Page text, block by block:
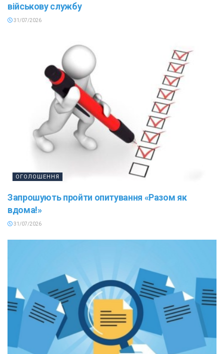
військову службу
31/07/2026
ОГОЛОШЕННЯ
Запрошують пройти опитування «Разом як
вдома!»
31/07/2026